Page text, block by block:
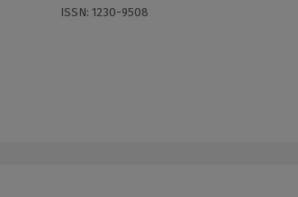
ISSN: 1230-9508